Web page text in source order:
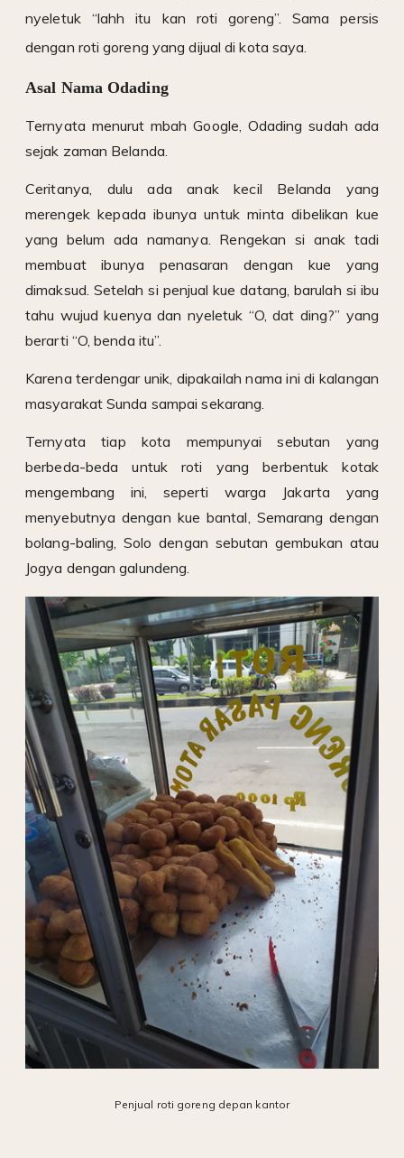
nyeletuk “lahh itu kan roti goreng”. Sama persis
dengan roti goreng yang dijual di kota saya.
Asal Nama Odading
Ternyata menurut mbah Google, Odading sudah ada
sejak zaman Belanda.
Ceritanya, dulu ada anak kecil Belanda yang
merengek kepada ibunya untuk minta dibelikan kue
yang belum ada namanya. Rengekan si anak tadi
membuat ibunya penasaran dengan kue yang
dimaksud. Setelah si penjual kue datang, barulah si ibu
tahu wujud kuenya dan nyeletuk “O, dat ding?” yang
berarti “O, benda itu”.
Karena terdengar unik, dipakailah nama ini di kalangan
masyarakat Sunda sampai sekarang.
Ternyata tiap kota mempunyai sebutan yang
berbeda-beda untuk roti yang berbentuk kotak
mengembang ini, seperti warga Jakarta yang
menyebutnya dengan kue bantal, Semarang dengan
bolang-baling, Solo dengan sebutan gembukan atau
Jogya dengan galundeng.
Penjual roti goreng depan kantor